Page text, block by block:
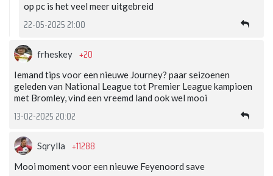
op pc is het veel meer uitgebreid
22-05-2025 21:00
frheskey +20
Iemand tips voor een nieuwe Journey? paar seizoenen
geleden van National League tot Premier League kampioen
met Bromley, vind een vreemd land ook wel mooi
13-02-2025 20:02
Sqrylla +11288
Mooi moment voor een nieuwe Feyenoord save